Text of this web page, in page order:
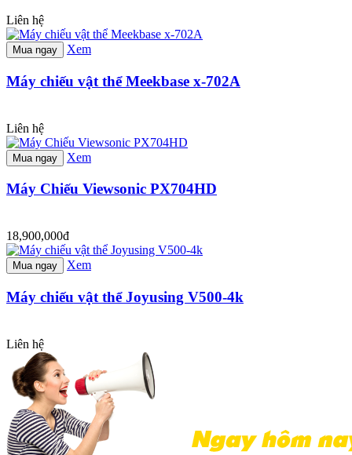
Liên hệ
Mua ngay Xem
Máy chiếu vật thể Meekbase x-702A
Liên hệ
Mua ngay Xem
Máy Chiếu Viewsonic PX704HD
18,900,000đ
Mua ngay Xem
Máy chiếu vật thể Joyusing V500-4k
Liên hệ